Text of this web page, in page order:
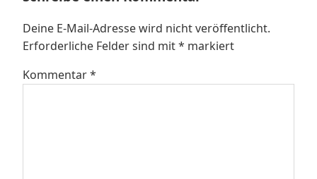
Deine E-Mail-Adresse wird nicht veröffentlicht.
Erforderliche Felder sind mit* markiert
Kommentar*